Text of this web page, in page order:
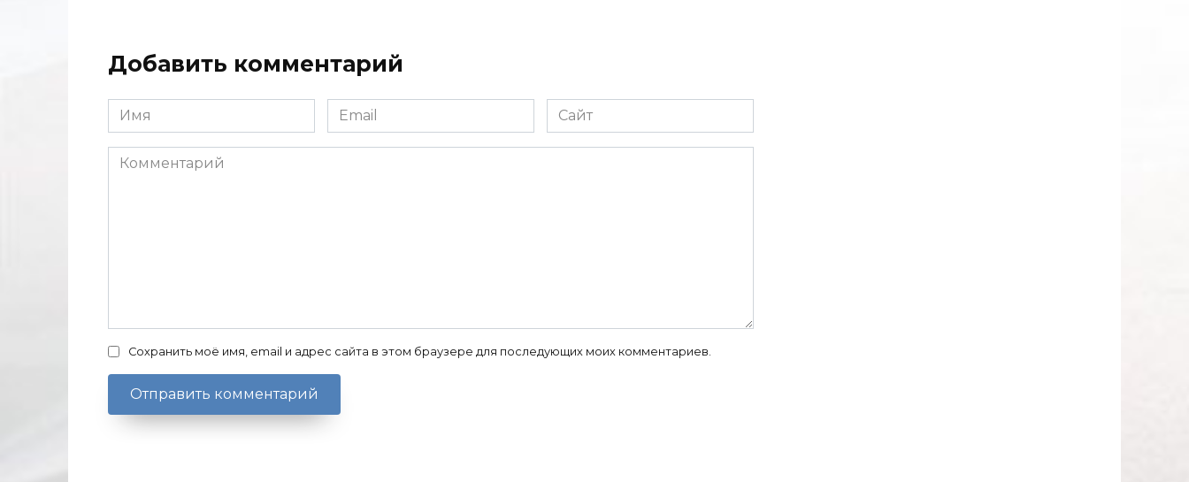
Добавить комментарий
Имя
*
Email
*
Сайт
Комментарий
Сохранить моё имя, email и адрес сайта в этом браузере для последующих моих комментариев.